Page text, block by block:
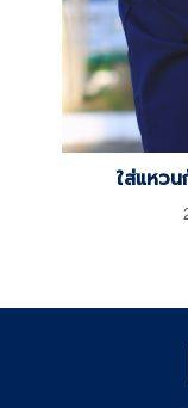
ใส่แหวน